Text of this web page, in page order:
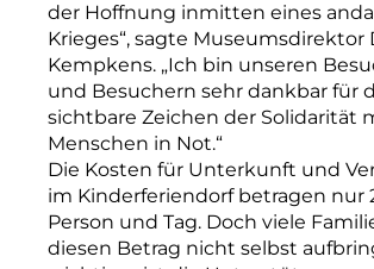
der Hoffnung inmitten eines
Krieges“, sagte Museumsdirektor
Kempkens. „Ich bin unseren
und Besuchern sehr dankbar für
sichtbare Zeichen der Solidarität
Menschen in Not.“
Die Kosten für Unterkunft und
im Kinderferiendorf betragen nur
Person und Tag. Doch viele
diesen Betrag nicht selbst